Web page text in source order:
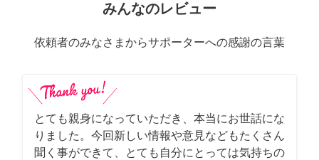
みんなのレビュー
依頼者のみなさまからサポーターへの感謝の言葉
とても親身になっていただき、本当にお世話にな
りました。今回新しい情報や意見などもたくさん
聞く事ができて、とても自分にとっては気持ちの